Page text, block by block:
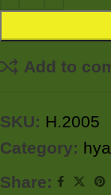
Add to
SKU: H.2005
Category:
Share: